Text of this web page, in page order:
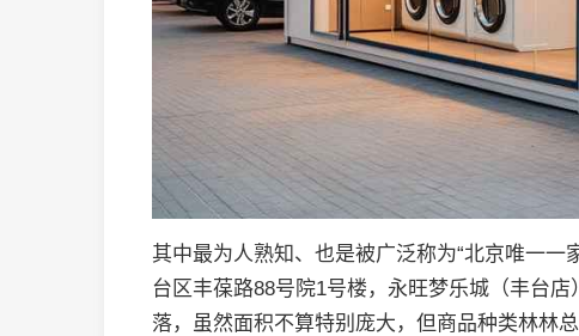
其中最为人熟知、也是被广泛称为“北京唯一一
台区丰葆路88号院1号楼，永旺梦乐城（丰台
落，虽然面积不算特别庞大，但商品种类林林